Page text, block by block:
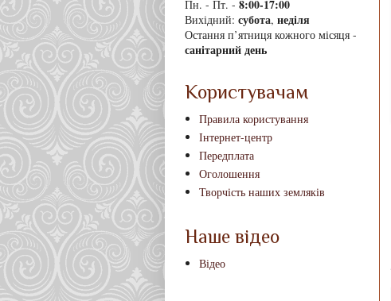
Пн. - Пт. - 8:00-17:00
Вихідний: субота, неділя
Остання п’ятниця кожного місяця -
санітарний день
Користувачам
Правила користування
Інтернет-центр
Передплата
Оголошення
Творчість наших земляків
Наше відео
Відео